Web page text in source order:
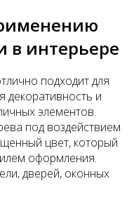
в интерьере
подходит для
декоративность и
элементов.
под воздействием
цвет, который
оформления.
дверей, оконных